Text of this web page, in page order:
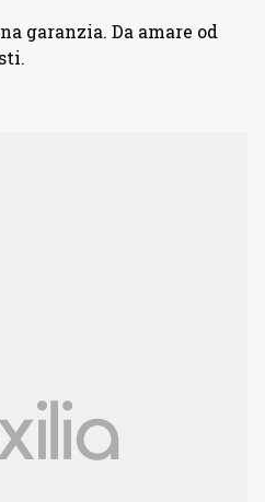
garanzia. Da amare od